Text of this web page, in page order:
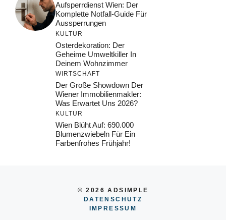
Aufsperrdienst Wien: Der
Komplette Notfall-Guide Für
Aussperrungen
KULTUR
Osterdekoration: Der
Geheime Umweltkiller In
Deinem Wohnzimmer
WIRTSCHAFT
Der Große Showdown Der
Wiener Immobilienmakler:
Was Erwartet Uns 2026?
KULTUR
Wien Blüht Auf: 690.000
Blumenzwiebeln Für Ein
Farbenfrohes Frühjahr!
© 2026 ADSIMPLE
DATENSCHUTZ
IMPRESSUM